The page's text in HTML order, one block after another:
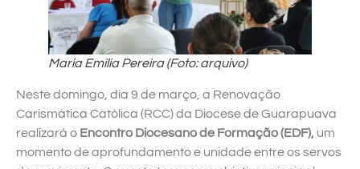
Maria Emilia Pereira (Foto: arquivo)
Neste domingo, dia 9 de março, a Renovação
Carismática Católica (RCC) da Diocese de Guarapuava
realizará o Encontro Diocesano de Formação (EDF), um
momento de aprofundamento e unidade entre os servos